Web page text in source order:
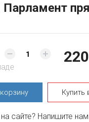
Парламент
Купить
сайте? Напишите